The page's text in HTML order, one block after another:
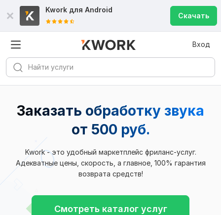
Kwork для Android
Скачать
Вход
Заказать обработку звука
от 500 руб.
Kwork - это удобный маркетплейс фриланс-услуг.
Адекватные цены, скорость, а главное, 100% гарантия
возврата средств!
Смотреть каталог услуг